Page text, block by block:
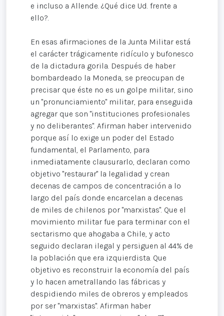
e incluso a Allende. ¿Qué dice Ud. frente a
ello?.
En esas afirmaciones de la Junta Militar está
el carácter trágicamente ridículo y bufonesco
de la dictadura gorila. Después de haber
bombardeado la Moneda, se preocupan de
precisar que éste no es un golpe militar, sino
un "pronunciamiento" militar, para enseguida
agregar que son "instituciones profesionales
y no deliberantes". Afirman haber intervenido
porque así lo exige un poder del Estado
fundamental, el Parlamento, para
inmediatamente clausurarlo, declaran como
objetivo "restaurar" la legalidad y crean
decenas de campos de concentración a lo
largo del país donde encarcelan a decenas
de miles de chilenos por "marxistas". Que el
movimiento militar fue para terminar con el
sectarismo que ahogaba a Chile, y acto
seguido declaran ilegal y persiguen al 44% de
la población que era izquierdista. Que
objetivo es reconstruir la economía del país
y lo hacen ametrallando las fábricas y
despidiendo miles de obreros y empleados
por ser "marxistas". Afirman haber